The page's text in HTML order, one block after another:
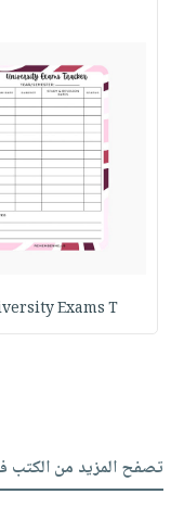
Exams T
تصفح المزيد من الكتب